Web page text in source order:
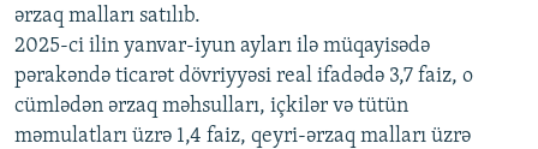
ərzaq malları satılıb.
2025-ci ilin yanvar-iyun ayları ilə müqayisədə
pərakəndə ticarət dövriyyəsi real ifadədə 3,7 faiz, o
cümlədən ərzaq məhsulları, içkilər və tütün
məmulatları üzrə 1,4 faiz, qeyri-ərzaq malları üzrə